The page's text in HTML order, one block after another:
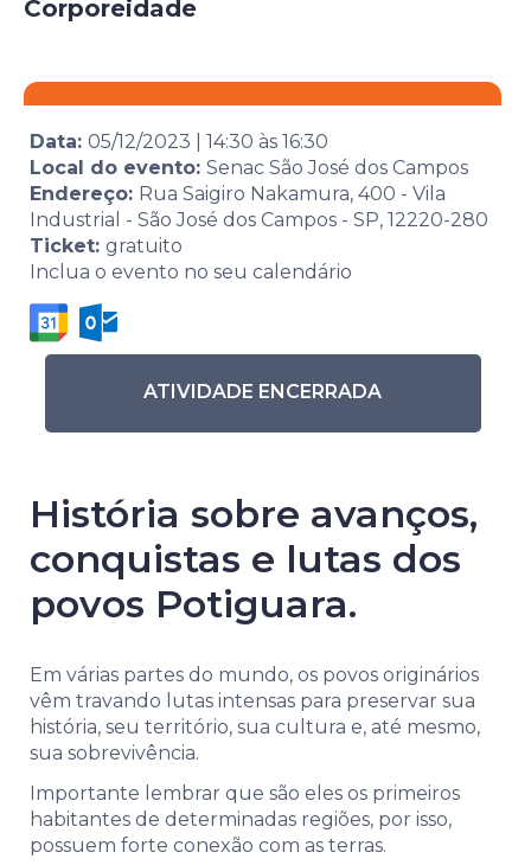
Corporeidade
Data: 05/12/2023 14:30 às 16:30
Local do evento: Senac São José dos Campos
Endereço: Rua Saigiro Nakamura, 400 - Vila
Industrial - São José dos Campos - SP, 12220-280
Ticket: gratuito
Inclua o evento no seu calendário
ATIVIDADE ENCERRADA
História sobre avanços,
conquistas e lutas dos
povos Potiguara.
Em várias partes do mundo, os povos originários
vêm travando lutas intensas para preservar sua
história, seu território, sua cultura e, até mesmo,
sua sobrevivência.
Importante lembrar que são eles os primeiros
habitantes de determinadas regiões, por isso,
possuem forte conexão com as terras.​